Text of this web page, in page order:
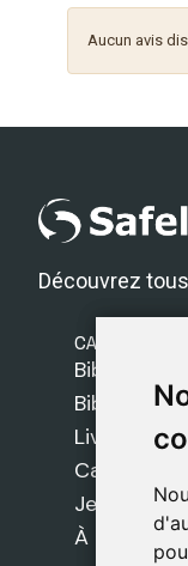
Aucun avis
Découvrez
CATÉGORIES
Bibles Safeliz
Bibles
Livres
Cadeaux
Jeux
À propos